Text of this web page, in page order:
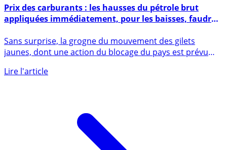
9 novembre 2018
appliquées immédiatement, pour les baisses, faudra
voir...
Sans surprise, la grogne du mouvement des gilets
jaunes, dont une action du blocage du pays est prévu